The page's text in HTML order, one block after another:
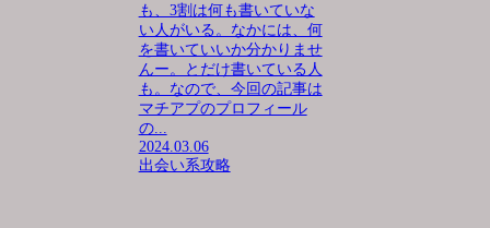
も、3割は何も書いていな
い人がいる。なかには、何
を書いていいか分かりませ
んー。とだけ書いている人
も。なので、今回の記事は
マチアプのプロフィール
の...
2024.03.06
出会い系攻略